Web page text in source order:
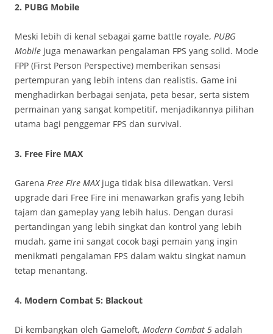
2. PUBG Mobile
Meski lebih di kenal sebagai game battle royale, PUBG
Mobile juga menawarkan pengalaman FPS yang solid. Mode
FPP (First Person Perspective) memberikan sensasi
pertempuran yang lebih intens dan realistis. Game ini
menghadirkan berbagai senjata, peta besar, serta sistem
permainan yang sangat kompetitif, menjadikannya pilihan
utama bagi penggemar FPS dan survival.
3. Free Fire MAX
Garena Free Fire MAXjuga tidak bisa dilewatkan. Versi
upgrade dari Free Fire ini menawarkan grafis yang lebih
tajam dan gameplay yang lebih halus. Dengan durasi
pertandingan yang lebih singkat dan kontrol yang lebih
mudah, game ini sangat cocok bagi pemain yang ingin
menikmati pengalaman FPS dalam waktu singkat namun
tetap menantang.
4. Modern Combat 5: Blackout
Di kembangkan oleh Gameloft, Modern Combat 5 adalah